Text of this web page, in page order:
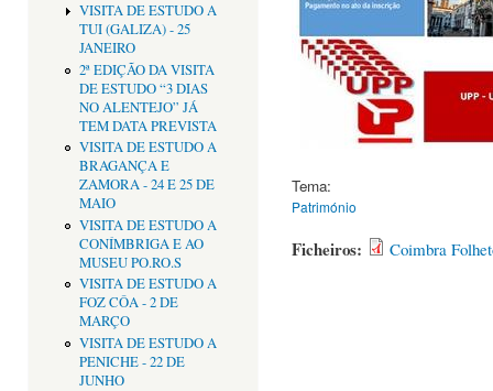
VISITA DE ESTUDO A
TUI (GALIZA) - 25
JANEIRO
2ª EDIÇÃO DA VISITA
DE ESTUDO “3 DIAS
NO ALENTEJO” JÁ
TEM DATA PREVISTA
VISITA DE ESTUDO A
BRAGANÇA E
ZAMORA - 24 E 25 DE
MAIO
VISITA DE ESTUDO A
CONÍMBRIGA E AO
MUSEU PO.RO.S
VISITA DE ESTUDO A
FOZ CÔA - 2 DE
MARÇO
VISITA DE ESTUDO A
PENICHE - 22 DE
JUNHO
Tema:
Património
Ficheiros: Coimbra